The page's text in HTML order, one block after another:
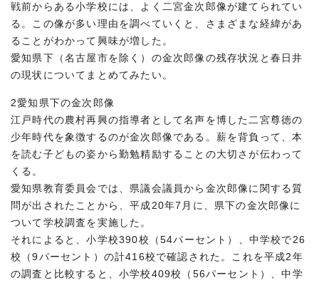
戦前からある小学校には、よく二宮金次郎像が建てられてい
る。この像が多い理由を調べていくと、さまざまな経緯があ
ることがわかって興味が増した。
愛知県下（名古屋市を除く）の金次郎像の残存状況と春日井
の現状についてまとめてみたい。
2愛知県下の金次郎像
江戸時代の農村再興の指導者として名声を博した二宮尊徳の
少年時代を象徴するのが金次郎像である。薪を背負って、本
を読む子どもの姿から勤勉精励することの大切さが伝わって
くる。
愛知県教育委員会では、県議会議員から金次郎像に関する質
問が出されたことから、平成20年7月に、県下の金次郎像に
ついて学校調査を実施した。
それによると、小学校390校（54パーセント）、中学校で26
校（9パーセント）の計416校で確認された。これを平成2年
の調査と比較すると、小学校409校（56パーセント）、中学